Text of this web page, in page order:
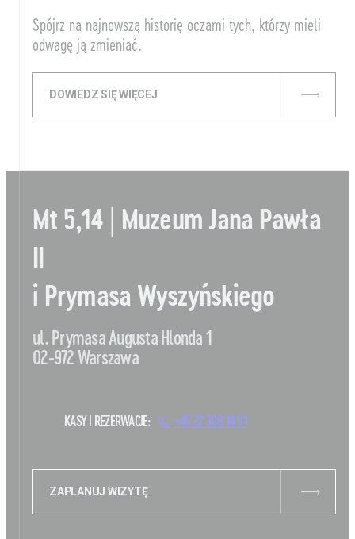
Spójrz na najnowszą historię oczami tych, którzy mieli
odwagę ją zmieniać.
DOWIEDZ SIĘ WIĘCEJ
Mt 5,14 | Muzeum Jana Pawła
i Prymasa Wyszyńskiego
ul. Prymasa Augusta Hlonda 1
02-972 Warszawa
KASY I REZERWACJE: +48 22 308 14 91
ZAPLANUJ WIZYTĘ